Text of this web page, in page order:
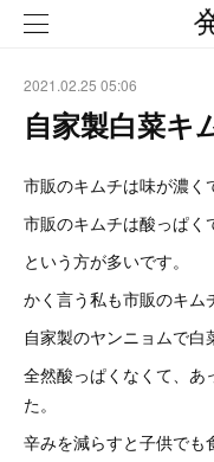
2021.02.25 05:06
自家製白菜キ
市販のキムチは味が濃く
市販のキムチは酸っぱく
という方が多いです。
かく言う私も市販のキム
自家製のヤンニョムで白
全然酸っぱくなくて、あ
た。
辛みを減らすと子供でも